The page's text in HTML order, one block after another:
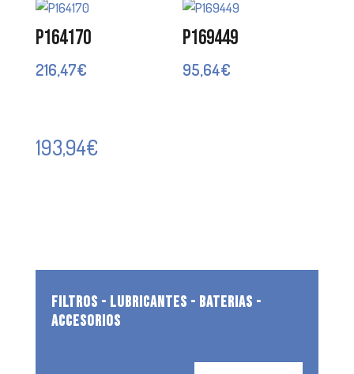
P164170
216,47€
P169449
95,64€
193,94€
FILTROS - LUBRICANTES - BATERIAS -
ACCESORIOS